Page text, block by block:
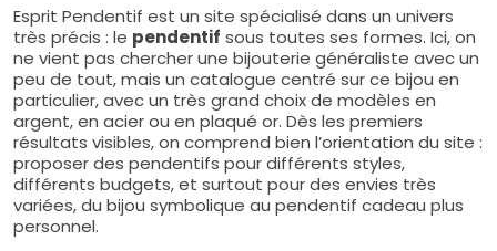
Esprit Pendentif est un site spécialisé dans un univers
très précis : le pendentif sous toutes ses formes. Ici, on
ne vient pas chercher une bijouterie généraliste avec un
peu de tout, mais un catalogue centré sur ce bijou en
particulier, avec un très grand choix de modèles en
argent, en acier ou en plaqué or. Dès les premiers
résultats visibles, on comprend bien l’orientation du site :
proposer des pendentifs pour différents styles,
différents budgets, et surtout pour des envies très
variées, du bijou symbolique au pendentif cadeau plus
personnel.